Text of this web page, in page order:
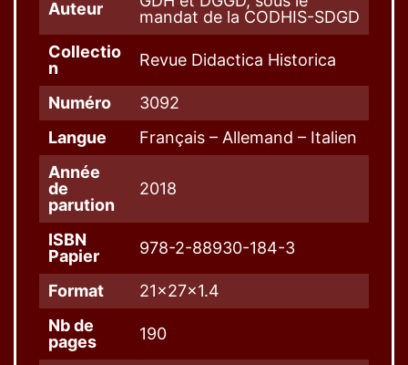
Auteur
mandat de la CODHIS-SDGD
Collectio
n
Revue Didactica Historica
Numéro
3092
Langue
Français – Allemand – Italien
Année
de
parution
2018
ISBN
Papier
978-2-88930-184-3
Format
21x27x1.4
Nb de
pages
190